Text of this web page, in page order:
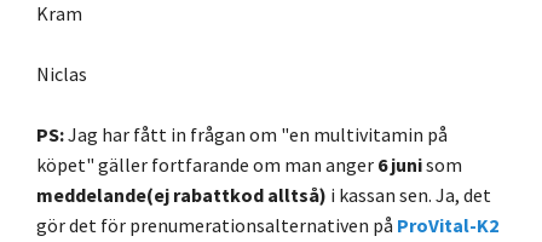
Kram
Niclas
PS:Jag har fått in frågan om "en multivitamin på
köpet" gäller fortfarande om man anger 6 junisom
meddelande(ej rabattkod alltså) i kassan sen. Ja, det
gör det för prenumerationsalternativen på ProVital-K2